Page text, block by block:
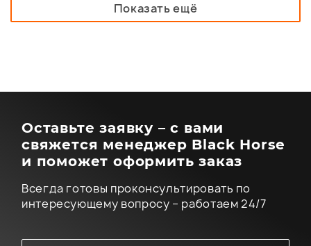
Показать ещё
Оставьте заявку – с вами
свяжется менеджер Black Horse
и поможет оформить заказ
Всегда готовы проконсультировать по
интересующему вопросу – работаем 24/7